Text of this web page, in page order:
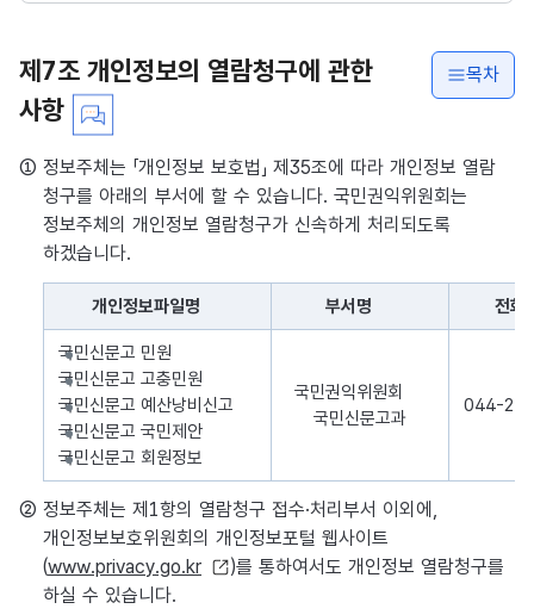
제7조 개인정보의 열람청구에 관한
사항
목차
① 정보주체는 「개인정보 보호법」 제35조에 따라 개인정보 열람
청구를 아래의 부서에 할 수 있습니다. 국민권익위원회는
정보주체의 개인정보 열람청구가 신속하게 처리되도록
하겠습니다.
처리하는 개인정보의 항목을 나타낸 표로, 개인정보파일의 명칭,
개인정보파일명 부서명 전화
국민신문고 민원
국민신문고 고충민원
국민신문고 예산낭비신고
국민신문고 국민제안
국민신문고 회원정보
국민권익위원회
국민신문고과
044-
② 정보주체는 제1항의 열람청구 접수·처리부서 이외에,
개인정보보호위원회의 개인정보포털 웹사이트
(www.privacy.go.kr
)를 통하여서도 개인정보 열람청구를
하실 수 있습니다.